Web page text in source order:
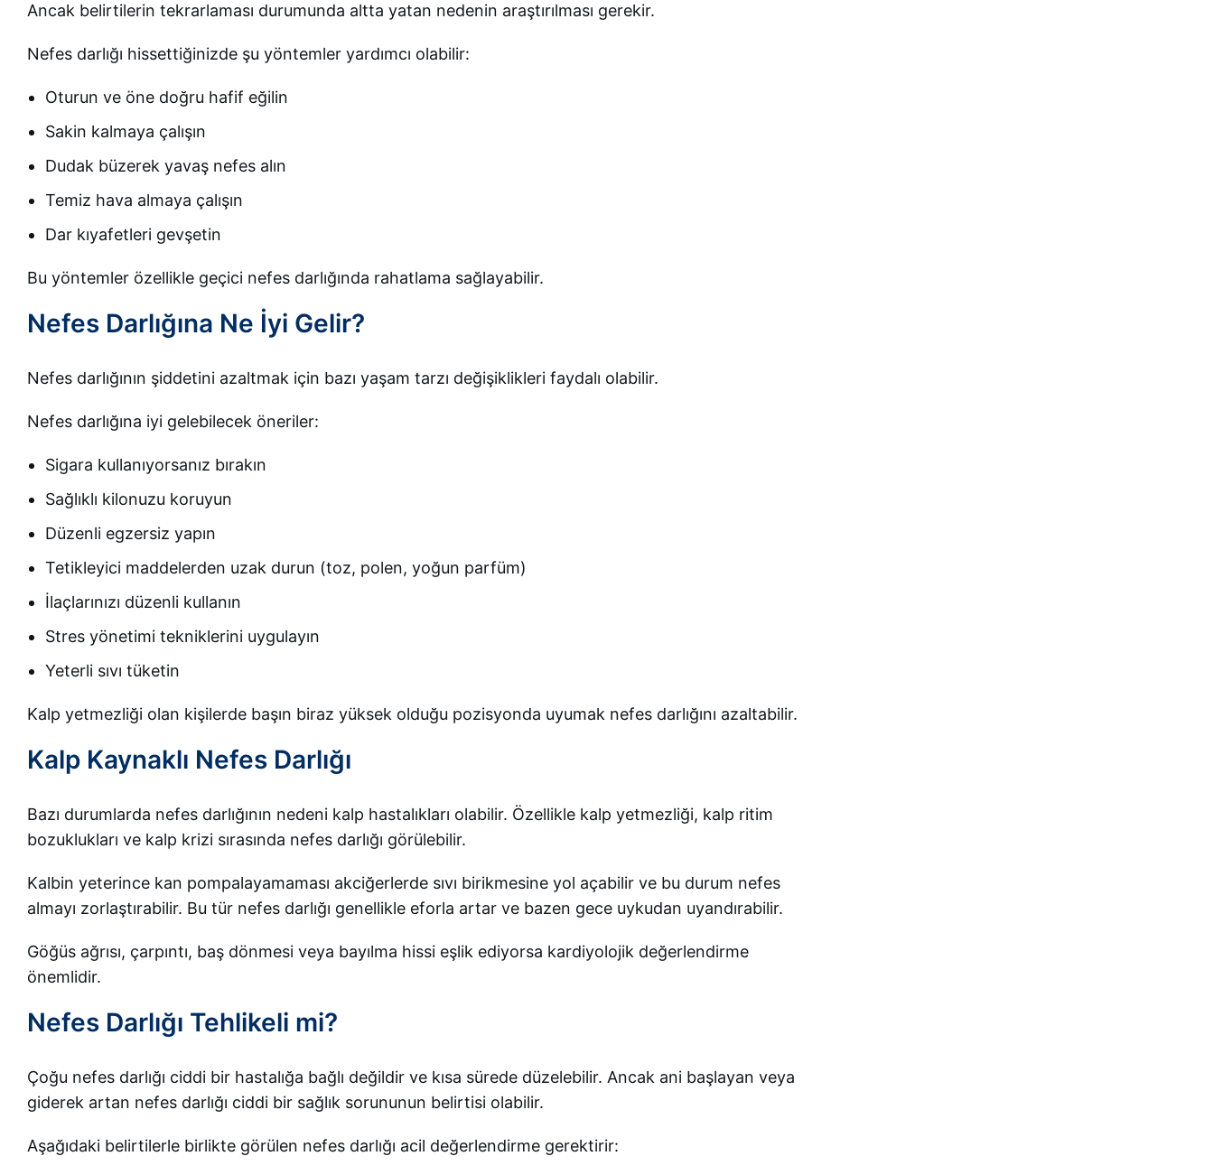
Ancak belirtilerin tekrarlaması durumunda altta yatan nedenin araştırılması gerekir.
Nefes darlığı hissettiğinizde şu yöntemler yardımcı olabilir:
Oturun ve öne doğru hafif eğilin
Sakin kalmaya çalışın
Dudak büzerek yavaş nefes alın
Temiz hava almaya çalışın
Dar kıyafetleri gevşetin
Bu yöntemler özellikle geçici nefes darlığında rahatlama sağlayabilir.
Nefes Darlığına Ne İyi Gelir?
Nefes darlığının şiddetini azaltmak için bazı yaşam tarzı değişiklikleri faydalı olabilir.
Nefes darlığına iyi gelebilecek öneriler:
Sigara kullanıyorsanız bırakın
Sağlıklı kilonuzu koruyun
Düzenli egzersiz yapın
Tetikleyici maddelerden uzak durun (toz, polen, yoğun parfüm)
İlaçlarınızı düzenli kullanın
Stres yönetimi tekniklerini uygulayın
Yeterli sıvı tüketin
Kalp yetmezliği olan kişilerde başın biraz yüksek olduğu pozisyonda uyumak nefes darlığını azaltabilir.
Kalp Kaynaklı Nefes Darlığı
Bazı durumlarda nefes darlığının nedeni kalp hastalıkları olabilir. Özellikle kalp yetmezliği, kalp ritim
bozuklukları ve kalp krizi sırasında nefes darlığı görülebilir.
Kalbin yeterince kan pompalayamaması akciğerlerde sıvı birikmesine yol açabilir ve bu durum nefes
almayı zorlaştırabilir. Bu tür nefes darlığı genellikle eforla artar ve bazen gece uykudan uyandırabilir.
Göğüs ağrısı, çarpıntı, baş dönmesi veya bayılma hissi eşlik ediyorsa kardiyolojik değerlendirme
önemlidir.
Nefes Darlığı Tehlikeli mi?
Çoğu nefes darlığı ciddi bir hastalığa bağlı değildir ve kısa sürede düzelebilir. Ancak ani başlayan veya
giderek artan nefes darlığı ciddi bir sağlık sorununun belirtisi olabilir.
Aşağıdaki belirtilerle birlikte görülen nefes darlığı acil değerlendirme gerektirir: